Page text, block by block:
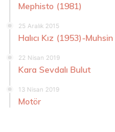
Mephisto (1981)
25 Aralık 2015
Halıcı Kız (1953)-
22 Nisan 2019
Kara Sevdalı Bulut
13 Nisan 2019
Motör